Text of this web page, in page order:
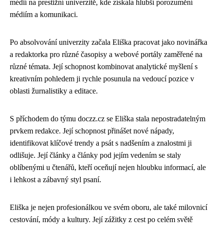
médií na prestižní univerzitě, kde získala hlubší porozumění
médiím a komunikaci.
Po absolvování univerzity začala Eliška pracovat jako novinářka
a redaktorka pro různé časopisy a webové portály zaměřené na
různé témata. Její schopnost kombinovat analytické myšlení s
kreativním pohledem ji rychle posunula na vedoucí pozice v
oblasti žurnalistiky a editace.
S příchodem do týmu doczz.cz se Eliška stala nepostradatelným
prvkem redakce. Její schopnost přinášet nové nápady,
identifikovat klíčové trendy a psát s nadšením a znalostmi ji
odlišuje. Její články a články pod jejím vedením se staly
oblíbenými u čtenářů, kteří oceňují nejen hloubku informací, ale
i lehkost a zábavný styl psaní.
Eliška je nejen profesionálkou ve svém oboru, ale také milovnicí
cestování, módy a kultury. Její zážitky z cest po celém světě